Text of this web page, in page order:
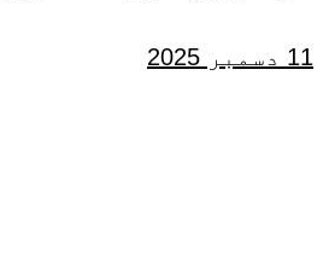
11 دسمبر 2025